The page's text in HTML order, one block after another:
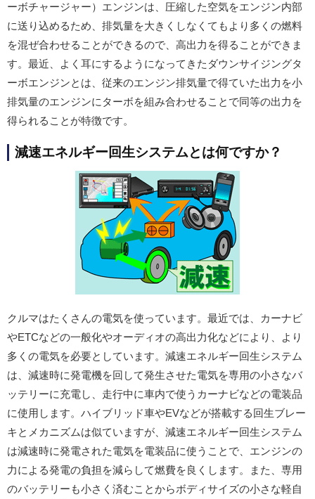
ーボチャージャー）エンジンは、圧縮した空気をエンジン内部
に送り込めるため、排気量を大きくしなくてもより多くの燃料
を混ぜ合わせることができるので、高出力を得ることができま
す。最近、よく耳にするようになってきたダウンサイジングタ
ーボエンジンとは、従来のエンジン排気量で得ていた出力を小
排気量のエンジンにターボを組み合わせることで同等の出力を
得られることが特徴です。
減速エネルギー回生システムとは何ですか？
クルマはたくさんの電気を使っています。最近では、カーナビ
やETCなどの一般化やオーディオの高出力化などにより、より
多くの電気を必要としています。減速エネルギー回生システム
は、減速時に発電機を回して発生させた電気を専用の小さなバ
ッテリーに充電し、走行中に車内で使うカーナビなどの電装品
に使用します。ハイブリッド車やEVなどが搭載する回生ブレー
キとメカニズムは似ていますが、減速エネルギー回生システム
は減速時に発電された電気を電装品に使うことで、エンジンの
力による発電の負担を減らして燃費を良くします。また、専用
のバッテリーも小さく済むことからボディサイズの小さな軽自